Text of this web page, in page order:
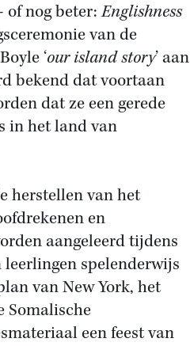
of nog beter:Englishness
van de
‘our island story’ aan
bekend dat voortaan
dat ze een gerede
in het land van
herstellen van het
en
aangeleerd tijdens
spelenderwijs
van New York, het
Somalische
een feest van